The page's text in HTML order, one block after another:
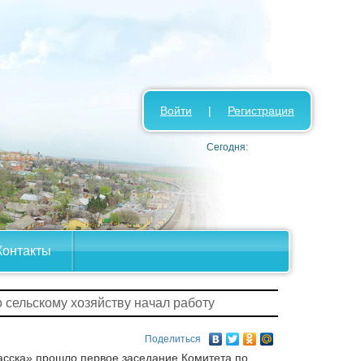
Войти | Регистрация
Сегодня:
хозяйству начал работу
Поделиться
прошло первое заседание Комитета по